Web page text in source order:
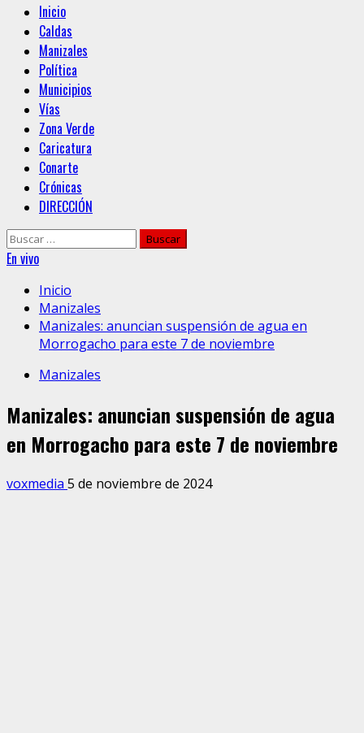
Menú
principal
Inicio
Caldas
Manizales
Política
Municipios
Vías
Zona Verde
Caricatura
Conarte
Crónicas
DIRECCIÓN
Buscar:
En vivo
Inicio
Manizales
Manizales: anuncian suspensión de agua en
Morrogacho para este 7 de noviembre
Manizales
Manizales: anuncian suspensión de agua
en Morrogacho para este 7 de noviembre
voxmedia 5 de noviembre de 2024